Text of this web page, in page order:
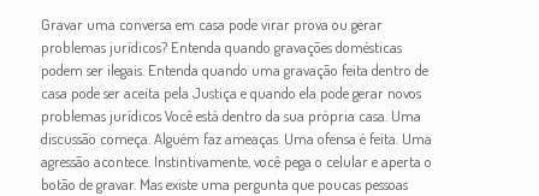
Gravar uma conversa em casa pode virar prova ou gerar
problemas jurídicos? Entenda quando gravações domésticas
podem ser ilegais. Entenda quando uma gravação feita dentro de
casa pode ser aceita pela Justiça e quando ela pode gerar novos
problemas jurídicos Você está dentro da sua própria casa. Uma
discussão começa. Alguém faz ameaças. Uma ofensa é feita. Uma
agressão acontece. Instintivamente, você pega o celular e aperta o
botão de gravar. Mas existe uma pergunta que poucas pessoas